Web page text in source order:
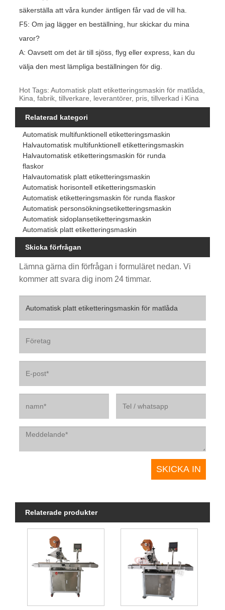
säkerställa att våra kunder äntligen får vad de vill ha.
F5: Om jag lägger en beställning, hur skickar du mina
varor?
A: Oavsett om det är till sjöss, flyg eller express, kan du
välja den mest lämpliga beställningen för dig.
Hot Tags: Automatisk platt etiketteringsmaskin för matlåda,
Kina, fabrik, tillverkare, leverantörer, pris, tillverkad i Kina
Relaterad kategori
Automatisk multifunktionell etiketteringsmaskin
Halvautomatisk multifunktionell etiketteringsmaskin
Halvautomatisk etiketteringsmaskin för runda
flaskor
Halvautomatisk platt etiketteringsmaskin
Automatisk horisontell etiketteringsmaskin
Automatisk etiketteringsmaskin för runda flaskor
Automatisk personsökningsetiketteringsmaskin
Automatisk sidoplansetiketteringsmaskin
Automatisk platt etiketteringsmaskin
Skicka förfrågan
Lämna gärna din förfrågan i formuläret nedan. Vi
kommer att svara dig inom 24 timmar.
Relaterade produkter